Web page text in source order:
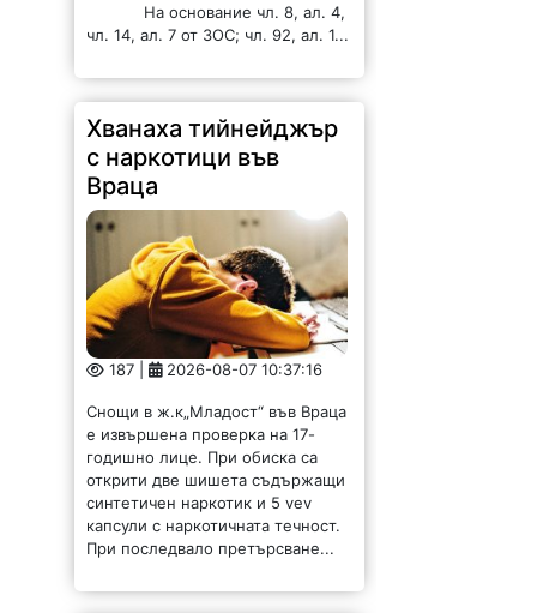
На основание чл. 8, ал. 4,
чл. 14, ал. 7 от ЗОС; чл. 92, ал. 1...
Хванаха тийнейджър
с наркотици във
Враца
187 | 2026-08-07 10:37:16
Снощи в ж.к„Младост“ във Враца
е извършена проверка на 17-
годишно лице. При обиска са
открити две шишета съдържащи
синтетичен наркотик и 5 vev
капсули с наркотичната течност.
При последвало претърсване...